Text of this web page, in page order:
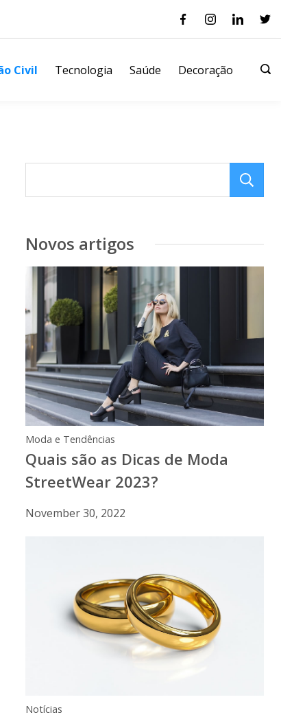
Civil Tecnologia Saúde Decoração
Novos artigos
Moda e Tendências
Quais são as Dicas de Moda
StreetWear 2023?
November 30, 2022
Notícias